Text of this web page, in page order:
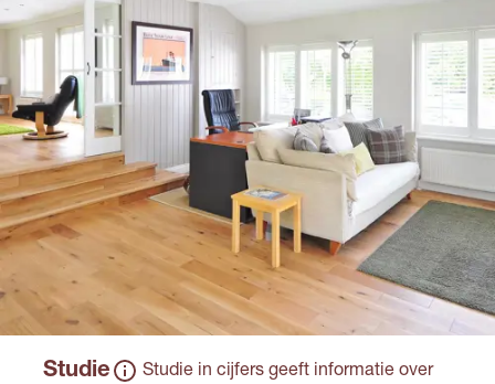
Studie
Studie in cijfers geeft informatie over